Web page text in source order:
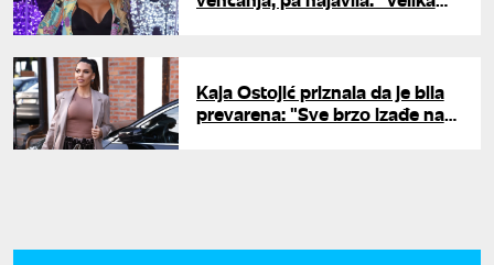
Kaja Ostojić priznala da je bila
prevarena: "Sve brzo izađe na